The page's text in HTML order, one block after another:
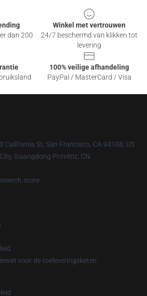
dan 200
Winkel met vertrouwen
24/7 beschermd van klikken tot
levering
100% veilige afhandeling
PayPal / MasterCard / Visa
California St, San Francisco, CA 94108, US
Guangdong Provënz, CN
voor de toeleveringsketen